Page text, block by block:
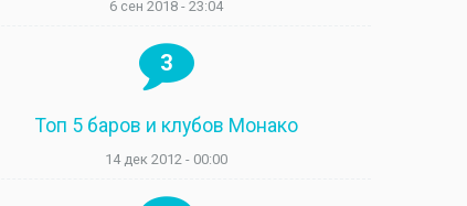
6 сен 2018 - 23:04
3
Топ 5 баров и клубов Монако
14 дек 2012 - 00:00